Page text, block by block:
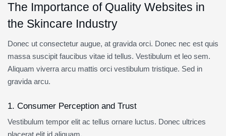
The Importance of Quality Websites in
the Skincare Industry
Donec ut consectetur augue, at gravida orci. Donec nec est quis
massa suscipit faucibus vitae id tellus. Vestibulum et leo sem.
Aliquam viverra arcu mattis orci vestibulum tristique. Sed in
gravida arcu.
1. Consumer Perception and Trust
Vestibulum tempor elit ac tellus ornare luctus. Donec ultrices
placerat elit id aliquam.